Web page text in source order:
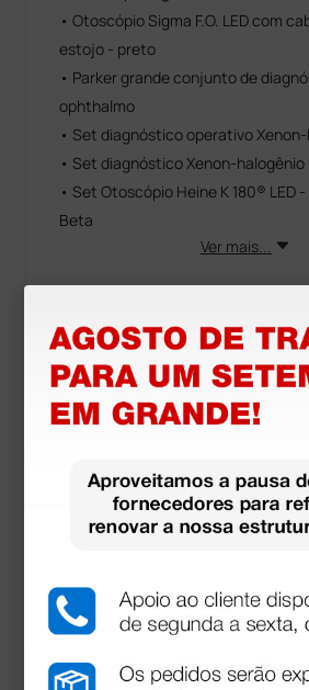
• Otoscópio Sigma F.O. LED com
estojo - preto
• Parker grande conjunto de
ophthalmo
• Set diagnóstico operativo
• Set diagnóstico Xenon-halogênio
• Set Otoscópio Heine K 180® LED
Beta
Ver mais...
• Diâmetro: 4 mm
• Cor: preto
Recursos para
Manual utilizador